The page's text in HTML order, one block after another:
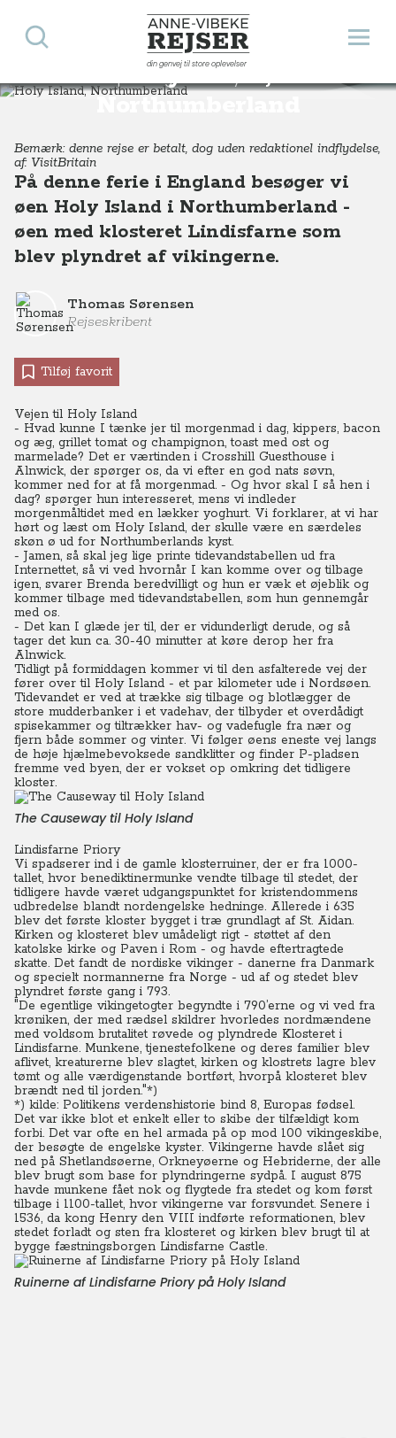
Anne-Vibeke Rejser
din genvej til store oplevelser
Åbn
Søg
Holy Island,
Northumberland
Destinationer Europa England Holy Island, Northumberland, England
Bemærk: denne rejse er betalt, dog uden redaktionel indflydelse,
af: VisitBritain
På denne ferie i England besøger vi
øen Holy Island i Northumberland -
øen med klosteret Lindisfarne som
blev plyndret af vikingerne.
Thomas Sørensen
Rejseskribent
Tilføj favorit
Vejen til Holy Island
- Hvad kunne I tænke jer til morgenmad i dag, kippers, bacon
og æg, grillet tomat og champignon, toast med ost og
marmelade? Det er værtinden i Crosshill Guesthouse i
Alnwick, der spørger os, da vi efter en god nats søvn,
kommer ned for at få morgenmad. - Og hvor skal I så hen i
dag? spørger hun interesseret, mens vi indleder
morgenmåltidet med en lækker yoghurt. Vi forklarer, at vi har
hørt og læst om Holy Island, der skulle være en særdeles
skøn ø ud for Northumberlands kyst.
- Jamen, så skal jeg lige printe tidevandstabellen ud fra
Internettet, så vi ved hvornår I kan komme over og tilbage
igen, svarer Brenda beredvilligt og hun er væk et øjeblik og
kommer tilbage med tidevandstabellen, som hun gennemgår
med os.
- Det kan I glæde jer til, der er vidunderligt derude, og så
tager det kun ca. 30-40 minutter at køre derop her fra
Alnwick.
Tidligt på formiddagen kommer vi til den asfalterede vej der
fører over til Holy Island - et par kilometer ude i Nordsøen.
Tidevandet er ved at trække sig tilbage og blotlægger de
store mudderbanker i et vadehav, der tilbyder et overdådigt
spisekammer og tiltrækker hav- og vadefugle fra nær og
fjern både sommer og vinter. Vi følger øens eneste vej langs
de høje hjælmebevoksede sandklitter og finder P-pladsen
fremme ved byen, der er vokset op omkring det tidligere
kloster.
The Causeway til Holy Island
Lindisfarne Priory
Vi spadserer ind i de gamle klosterruiner, der er fra 1000-
tallet, hvor benediktinermunke vendte tilbage til stedet, der
tidligere havde været udgangspunktet for kristendommens
udbredelse blandt nordengelske hedninge. Allerede i 635
blev det første kloster bygget i træ grundlagt af St. Aidan.
Kirken og klosteret blev umådeligt rigt - støttet af den
katolske kirke og Paven i Rom - og havde eftertragtede
skatte. Det fandt de nordiske vikinger - danerne fra Danmark
og specielt normannerne fra Norge - ud af og stedet blev
plyndret første gang i 793.
"De egentlige vikingetogter begyndte i 790’erne og vi ved fra
krøniken, der med rædsel skildrer hvorledes nordmændene
med voldsom brutalitet røvede og plyndrede Klosteret i
Lindisfarne. Munkene, tjenestefolkene og deres familier blev
aflivet, kreaturerne blev slagtet, kirken og klostrets lagre blev
tømt og alle værdigenstande bortført, hvorpå klosteret blev
brændt ned til jorden."*)
*) kilde: Politikens verdenshistorie bind 8, Europas fødsel.
Det var ikke blot et enkelt eller to skibe der tilfældigt kom
forbi. Det var ofte en hel armada på op mod 100 vikingeskibe,
der besøgte de engelske kyster. Vikingerne havde slået sig
ned på Shetlandsøerne, Orkneyøerne og Hebriderne, der alle
blev brugt som base for plyndringerne sydpå. I august 875
havde munkene fået nok og flygtede fra stedet og kom først
tilbage i 1100-tallet, hvor vikingerne var forsvundet. Senere i
1536, da kong Henry den VIII indførte reformationen, blev
stedet forladt og sten fra klosteret og kirken blev brugt til at
bygge fæstningsborgen Lindisfarne Castle.
Ruinerne af Lindisfarne Priory på Holy Island